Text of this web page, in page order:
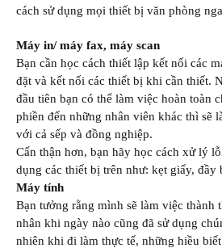
cách sử dụng mọi thiết bị văn phòng
Máy in/ máy fax, máy scan
Bạn cần học cách thiết lập kết nối các
đặt và kết nối các thiết bị khi cần thiết.
đầu tiên bạn có thể làm việc hoàn toàn
phiền đến những nhân viên khác thì sẽ
với cả sếp và đồng nghiệp.
Cẩn thận hơn, bạn hãy học cách xử lý
dụng các thiết bị trên như: kẹt giấy, đầy
Máy tính
Bạn tưởng rằng mình sẽ làm việc thành
nhân khi ngày nào cũng đã sử dụng
nhiên khi đi làm thực tế, những hiều